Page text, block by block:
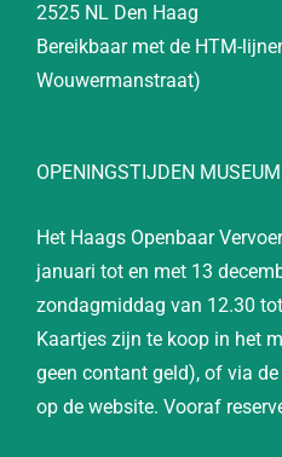
2525 NL Den Haag
Bereikbaar met de HTM-
Wouwermanstraat)
OPENINGSTIJDEN MUSEUM
Het Haags Openbaar
januari tot en met 13
zondagmiddag van 12.30
Kaartjes zijn te koop in het
geen contant geld), of via
op de website. Vooraf